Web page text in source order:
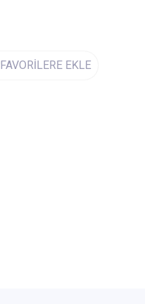
FAVORİLERE EKLE